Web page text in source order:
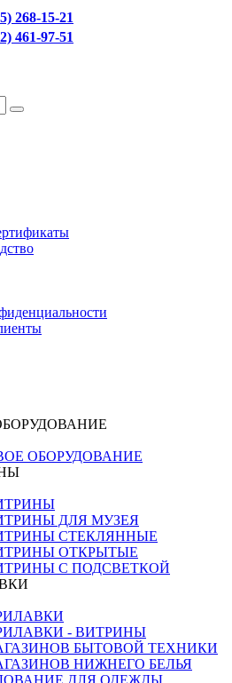
268-15-21
461-97-51
ОБОРУДОВАНИЕ
ДЛЯ МУЗЕЯ
СТЕКЛЯННЫЕ
ОТКРЫТЫЕ
С ПОДСВЕТКОЙ
- ВИТРИНЫ
БЫТОВОЙ ТЕХНИКИ
НИЖНЕГО БЕЛЬЯ
ДЛЯ ОДЕЖДЫ